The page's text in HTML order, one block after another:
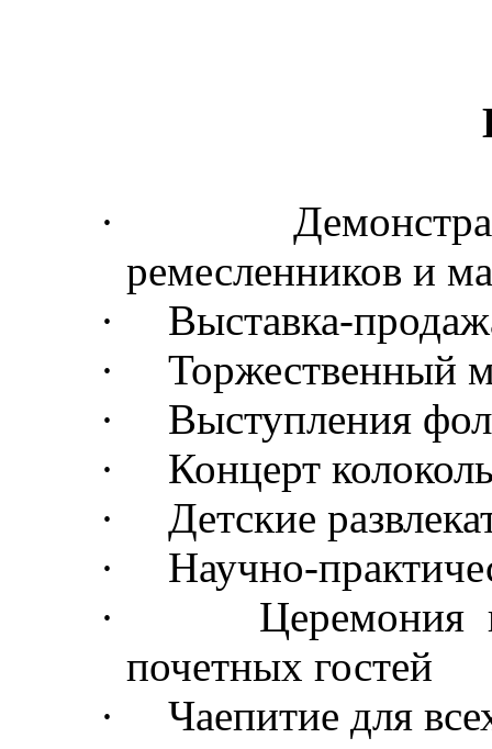
·
ремесленников и
·
Выставка-
·
Торжественный
·
Выступления
·
Концерт
·
Детские
·
Научно-
·
Церемония
почетных гостей
·
Чаепитие для